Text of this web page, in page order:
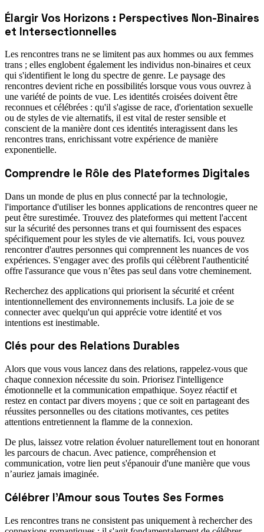
Élargir Vos Horizons : Perspectives Non-Binaires
et Intersectionnelles
Les rencontres trans ne se limitent pas aux hommes ou aux femmes
trans ; elles englobent également les individus non-binaires et ceux
qui s'identifient le long du spectre de genre. Le paysage des
rencontres devient riche en possibilités lorsque vous vous ouvrez à
une variété de points de vue. Les identités croisées doivent être
reconnues et célébrées : qu'il s'agisse de race, d'orientation sexuelle
ou de styles de vie alternatifs, il est vital de rester sensible et
conscient de la manière dont ces identités interagissent dans les
rencontres trans, enrichissant votre expérience de manière
exponentielle.
Comprendre le Rôle des Plateformes Digitales
Dans un monde de plus en plus connecté par la technologie,
l'importance d'utiliser les bonnes applications de rencontres queer ne
peut être surestimée. Trouvez des plateformes qui mettent l'accent
sur la sécurité des personnes trans et qui fournissent des espaces
spécifiquement pour les styles de vie alternatifs. Ici, vous pouvez
rencontrer d'autres personnes qui comprennent les nuances de vos
expériences. S'engager avec des profils qui célèbrent l'authenticité
offre l'assurance que vous n’êtes pas seul dans votre cheminement.
Recherchez des applications qui priorisent la sécurité et créent
intentionnellement des environnements inclusifs. La joie de se
connecter avec quelqu'un qui apprécie votre identité et vos
intentions est inestimable.
Clés pour des Relations Durables
Alors que vous vous lancez dans des relations, rappelez-vous que
chaque connexion nécessite du soin. Priorisez l'intelligence
émotionnelle et la communication empathique. Soyez réactif et
restez en contact par divers moyens ; que ce soit en partageant des
réussites personnelles ou des citations motivantes, ces petites
attentions entretiennent la flamme de la connexion.
De plus, laissez votre relation évoluer naturellement tout en honorant
les parcours de chacun. Avec patience, compréhension et
communication, votre lien peut s'épanouir d'une manière que vous
n’auriez jamais imaginée.
Célébrer l'Amour sous Toutes Ses Formes
Les rencontres trans ne consistent pas uniquement à rechercher des